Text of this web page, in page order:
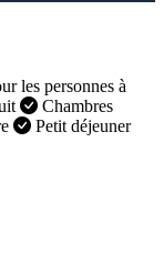
les personnes à
Chambres
Petit déjeuner